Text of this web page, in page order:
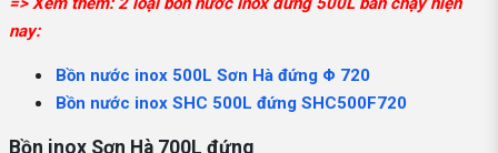
nay:
Bồn nước inox 500L Sơn Hà đứng Φ 720
Bồn nước inox SHC 500L đứng SHC500F720
Bồn inox Sơn Hà 700L đứng